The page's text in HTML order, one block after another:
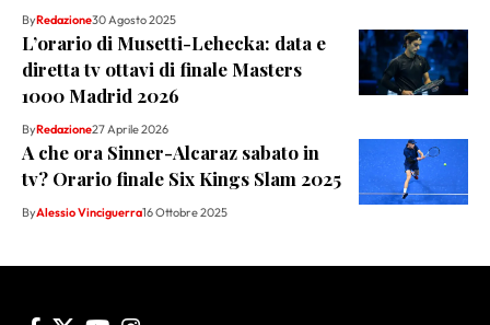
ByRedazione30 Agosto 2025
L’orario di Musetti-Lehecka: data e
diretta tv ottavi di finale Masters
1000 Madrid 2026
ByRedazione27 Aprile 2026
A che ora Sinner-Alcaraz sabato in
tv? Orario finale Six Kings Slam 2025
ByAlessio Vinciguerra16 Ottobre 2025